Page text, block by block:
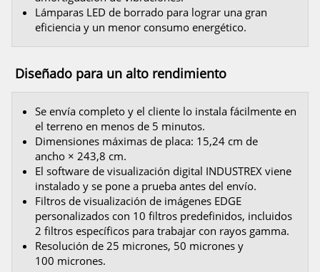
Lámparas LED de borrado para lograr una gran
eficiencia y un menor consumo energético.
Diseñado para un alto rendimiento
Se envía completo y el cliente lo instala fácilmente en
el terreno en menos de 5 minutos.
Dimensiones máximas de placa: 15,24 cm de
ancho × 243,8 cm.
El software de visualización digital INDUSTREX viene
instalado y se pone a prueba antes del envío.
Filtros de visualización de imágenes EDGE
personalizados con 10 filtros predefinidos, incluidos
2 filtros específicos para trabajar con rayos gamma.
Resolución de 25 micrones, 50 micrones y
100 micrones.